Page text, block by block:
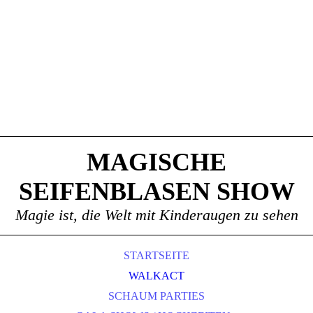
MAGISCHE
SEIFENBLASEN SHOW
Magie ist, die Welt mit Kinderaugen zu sehen
STARTSEITE
WALKACT
SCHAUM PARTIES